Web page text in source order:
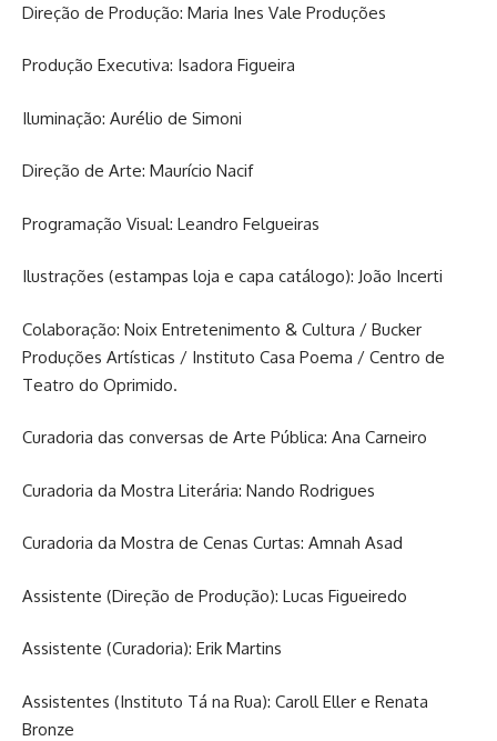
Direção de Produção: Maria Ines Vale Produções
Produção Executiva: Isadora Figueira
Iluminação: Aurélio de Simoni
Direção de Arte: Maurício Nacif
Programação Visual: Leandro Felgueiras
Ilustrações (estampas loja e capa catálogo): João Incerti
Colaboração: Noix Entretenimento & Cultura / Bucker
Produções Artísticas / Instituto Casa Poema / Centro de
Teatro do Oprimido.
Curadoria das conversas de Arte Pública: Ana Carneiro
Curadoria da Mostra Literária: Nando Rodrigues
Curadoria da Mostra de Cenas Curtas: Amnah Asad
Assistente (Direção de Produção): Lucas Figueiredo
Assistente (Curadoria): Erik Martins
Assistentes (Instituto Tá na Rua): Caroll Eller e Renata
Bronze